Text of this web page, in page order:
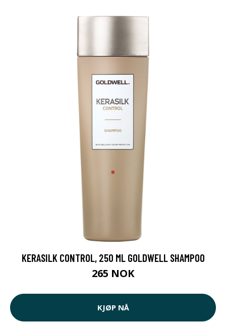
KERASILK CONTROL, 250 ML GOLDWELL SHAMPOO
265 NOK
KJØP NÅ